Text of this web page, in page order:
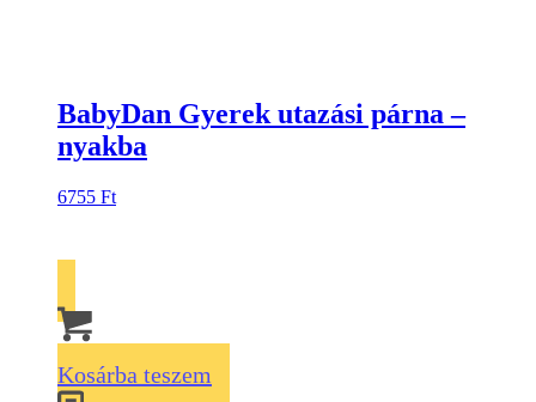
BabyDan Gyerek utazási párna –
nyakba
6755 Ft
Kosárba teszem